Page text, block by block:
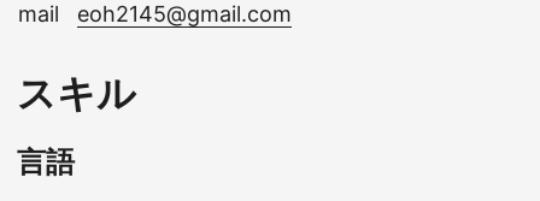
mail
eoh2145@gmail.com
スキル
言語